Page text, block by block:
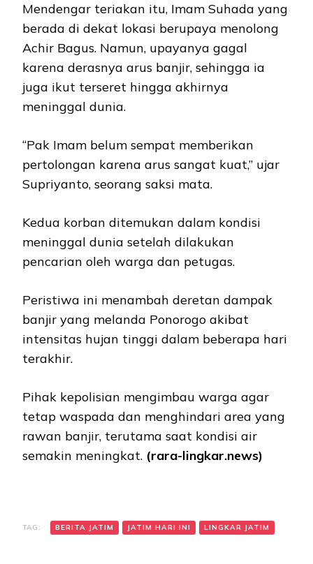
Mendengar teriakan itu, Imam Suhada yang
berada di dekat lokasi berupaya menolong
Achir Bagus. Namun, upayanya gagal
karena derasnya arus banjir, sehingga ia
juga ikut terseret hingga akhirnya
meninggal dunia.
“Pak Imam belum sempat memberikan
pertolongan karena arus sangat kuat,” ujar
Supriyanto, seorang saksi mata.
Kedua korban ditemukan dalam kondisi
meninggal dunia setelah dilakukan
pencarian oleh warga dan petugas.
Peristiwa ini menambah deretan dampak
banjir yang melanda Ponorogo akibat
intensitas hujan tinggi dalam beberapa hari
terakhir.
Pihak kepolisian mengimbau warga agar
tetap waspada dan menghindari area yang
rawan banjir, terutama saat kondisi air
semakin meningkat. (rara-lingkar.news)
TAG: BERITA JATIM JATIM HARI INI LINGKAR JATIM